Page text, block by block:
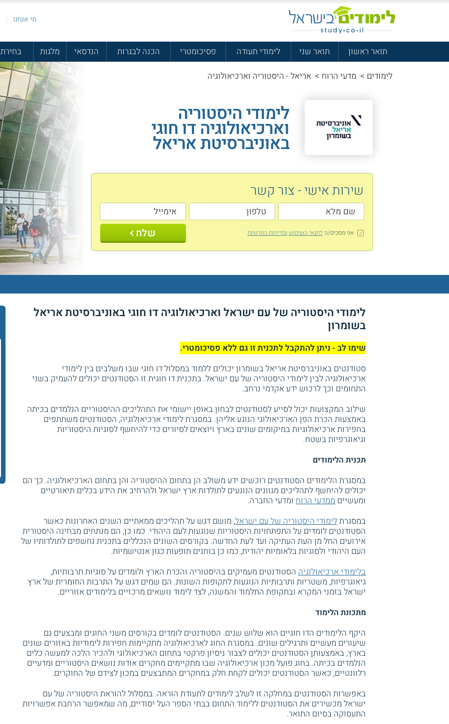
מי אנחנו
תואר ראשון תואר שני לימודי תעודה פסיכומטרי הכנה לבגרות הנדסאי מלגות
לימודים > מדעי הרוח > אריאל - היסטוריה וארכיאולוגיה
לימודי היסטוריה
וארכיאולוגיה דו חוגי
באוניברסיטת אריאל
שירות אישי - צור קשר
אני מסכים/הלתנאי השימוש ומדיניות הפרטיות שלח
לימודי היסטוריה של עם ישראל וארכיאולוגיה דו חוגי באוניברסיטת אריאל
בשומרון
שימו לב - ניתן להתקבל לתכנית זו גם ללא פסיכומטרי.
סטודנטים באוניברסיטת אריאל בשומרון יכולים ללמוד במסלול דו חוגי שבו משלבים בין לימודי
ארכיאולוגיה לבין לימודי היסטוריה של עם ישראל. בתכנית דו חוגית זו הסטודנטים יכולים להעמיק בשני
התחומים וכך לרכוש ידע אקדמי נרחב.
שילוב המקצועות יכול לסייע לסטודנטים לבחון באופן יישומי את התהליכים ההיסטוריים הנלמדים בכיתה
באמצעות הכרת הפן הארכיאולוגי הנוגע אליהן. במסגרת לימודי ארכיאולוגיה, הסטודנטים משתתפים
בחפירות ארכיאולוגיות במיקומים שונים בארץ ויוצאים לסיורים כדי להיחשף לסוגיות היסטוריות
וגיאוגרפיות בשטח.
תכנית הלימודים
במסגרת הלימודים הסטודנטים רוכשים ידע משולב הן בתחום ההיסטוריה והן בתחום הארכיאולוגיה. כך הם
יכולים להיחשף לתהליכים מגוונים הנוגעים לתולדות ארץ ישראל ולהרחיב את הידע בכלים תיאורטיים
ומעשיים ממדעי הרוח ומדעי החברה.
במסגרתלימודי היסטוריה של עם ישראל, מושם דגש על תהליכים ממאתיים השנים האחרונות כאשר
הסטודנטים לומדים על התפתחויות היסטוריות שנוגעות לעם היהודי. כמו כן, הם מנתחים מבחינה היסטורית
אירועים החל מן העת העתיקה ועד לעת החדשה. בקורסים השונים הנכללים בתכנית נחשפים לתולדותיו של
העם היהודי ולסוגיות בלאומיות יהודית, כמו כן בוחנים תופעות כגון אנטישמיות.
בלימודי ארכיאולוגיה הסטודנטים מעמיקים בהיסטוריה והכרת הארץ ולומדים על סוגיות תרבותיות,
גיאוגרפיות, משטריות ותרבותיות הנוגעות לתקופות השונות. הם שמים דגש על התרבות החומרית של ארץ
ישראל בזמני המקרא ובתקופת התלמוד והמשנה, לצד לימוד נושאים מרכזיים בלימודים אזוריים.
מתכונת הלימוד
היקף הלימודים הדו חוגיים הוא שלוש שנים. הסטודנטים לומדים בקורסים משני החוגים ומבצעים גם
שיעורים מעשיים ותרגילים שונים. במסגרת החוג לארכיאולוגיה מתקיימות חפירות לימודיות באזורים שונים
בארץ, באמצעותן הסטודנטים יכולים לצבור ניסיון פרקטי בתחום הארכיאולוגי ולהכיר הלכה למעשה כלים
הנלמדים בכיתה. בחוג פועל מכון ארכיאולוגיה שבו מתקיימים מחקרים אודות נושאים היסטוריים ומדעיים
רלוונטיים, כאשר הסטודנטים יכולים לקחת חלק במחקרים המתבצעים במכון לצידם של החוקרים.
באפשרות הסטודנטים במחלקה זו לשלב לימודים לתעודת הוראה. במסלול להוראת היסטוריה של עם
ישראל מכשירים את הסטודנטים ללימוד התחום בבתי הספר העל יסודיים, מה שמאפשר הרחבת אפשרויות
התעסוקה בסיום התואר.